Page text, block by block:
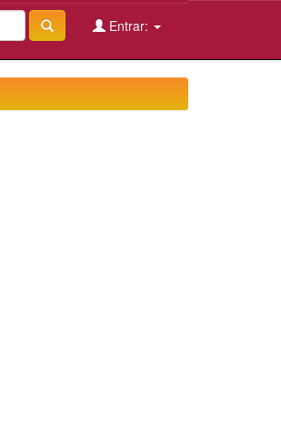
Entrar: